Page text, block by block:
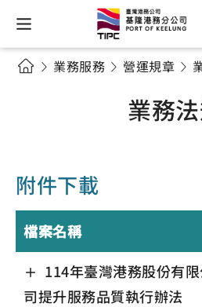
業務服務 營運規章
業務
附件下載
檔案名稱
114年臺灣港務股份有
司提升服務品質執行辦法